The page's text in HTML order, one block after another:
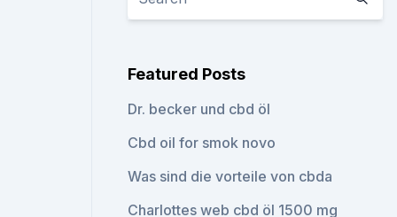
Featured Posts
Dr. becker und cbd öl
Cbd oil for smok novo
Was sind die vorteile von cbda
Charlottes web cbd öl 1500 mg